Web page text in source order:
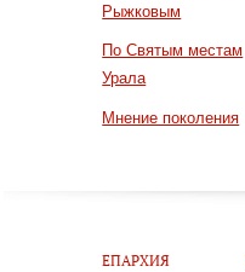
Рыжковым
По Святым местам
Урала
Мнение поколения
ЕПАРХИЯ